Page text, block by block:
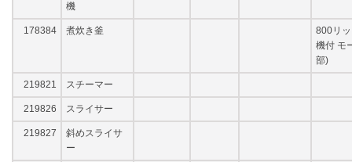
機
178384 煮炊き釜
800リ
機付 モ
部)
219821 スチーマー
219826 スライサー
219827
斜めスライサ
ー